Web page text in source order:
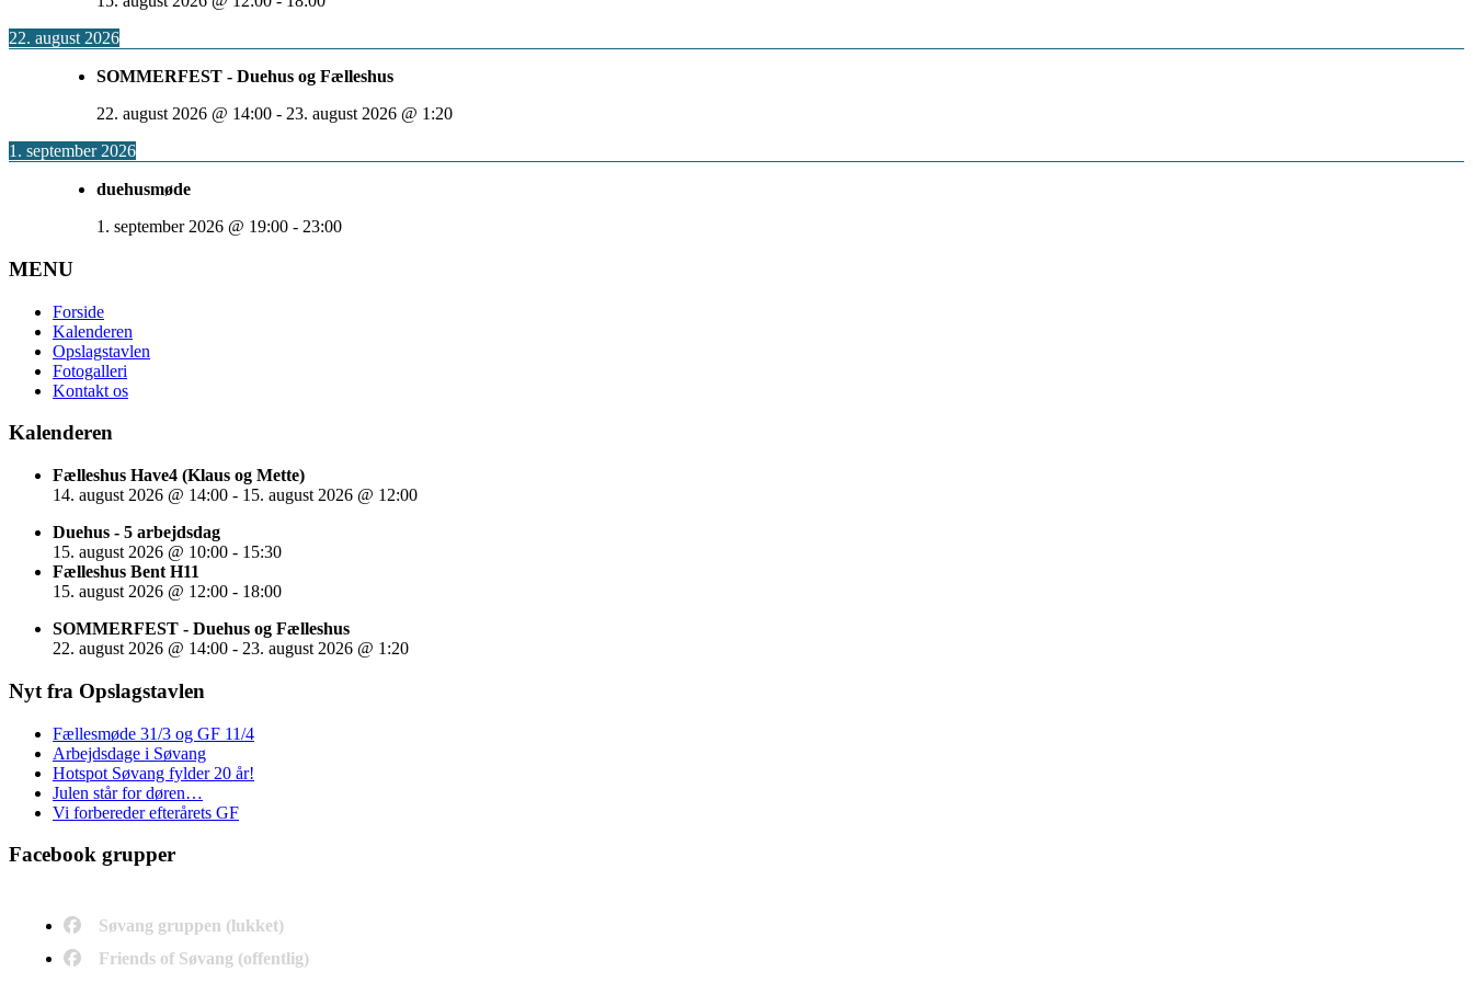
22. august 2026
SOMMERFEST - Duehus og Fælleshus
22. august 2026 @ 14:00 - 23. august 2026 @ 1:20
1. september 2026
duehusmøde
1. september 2026 @ 19:00 - 23:00
MENU
Forside
Kalenderen
Opslagstavlen
Fotogalleri
Kontakt os
Kalenderen
Fælleshus Have4 (Klaus og Mette)
14. august 2026 @ 14:00 - 15. august 2026 @ 12:00
Duehus - 5 arbejdsdag
15. august 2026 @ 10:00 - 15:30
Fælleshus Bent H11
15. august 2026 @ 12:00 - 18:00
SOMMERFEST - Duehus og Fælleshus
22. august 2026 @ 14:00 - 23. august 2026 @ 1:20
Nyt fra Opslagstavlen
Fællesmøde 31/3 og GF 11/4
Arbejdsdage i Søvang
Hotspot Søvang fylder 20 år!
Julen står for døren…
Vi forbereder efterårets GF
Facebook grupper
Søvang gruppen (lukket)
Friends of Søvang (offentlig)